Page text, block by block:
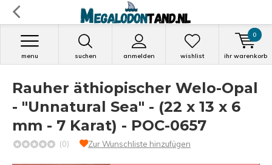
suchen anmelden
menu wishlist ihr warenkorb
0
Rauher äthiopischer Welo-Opal
- "Unnatural Sea" - (22 x 13 x 6
mm - 7 Karat) - POC-0657
(0) Zur Wunschliste hinzufügen